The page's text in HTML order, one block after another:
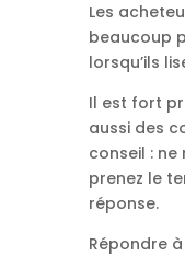
Les
beaucoup
lorsqu’ils
Il est fort
aussi des
conseil :
prenez le
réponse.
Répondre